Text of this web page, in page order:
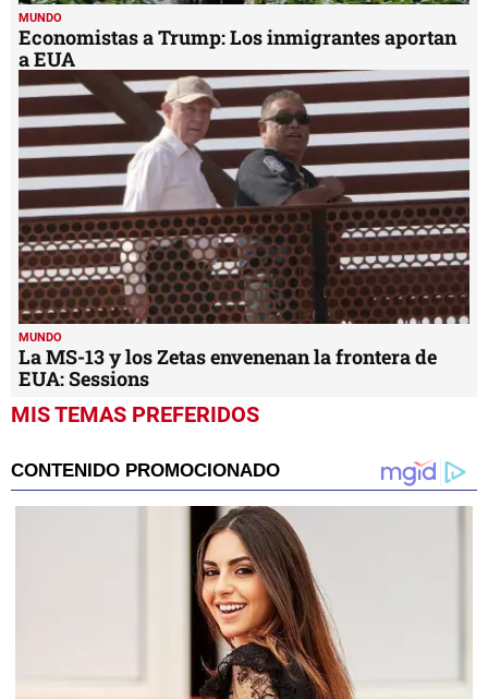
MUNDO
Economistas a Trump: Los inmigrantes aportan
a EUA
MUNDO
La MS-13 y los Zetas envenenan la frontera de
EUA: Sessions
MIS TEMAS PREFERIDOS